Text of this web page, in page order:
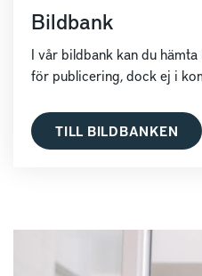
Bildbank
I vår bildbank kan du
för publicering, dock ej i
TILL BILDBANKEN